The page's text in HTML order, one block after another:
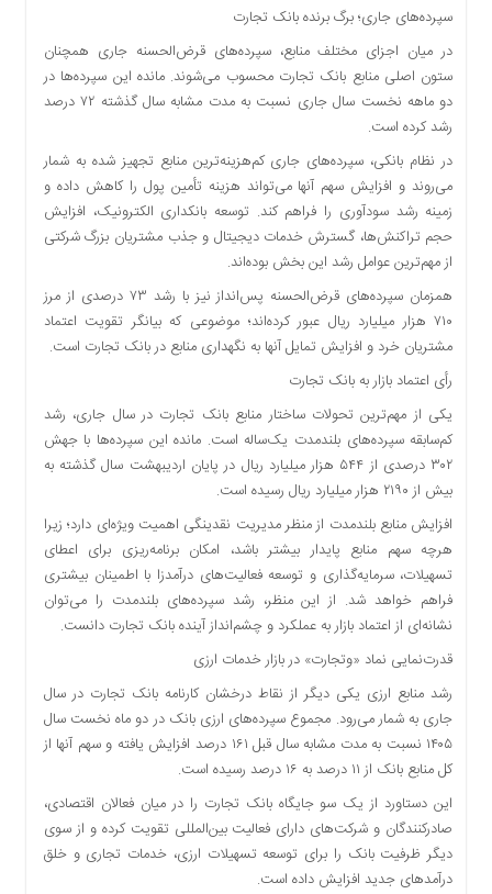
اخبار
سایت
اجتماعی
اقتصادی
چند
رسانه
یادداشت
سپرده‌های جاری؛ برگ برنده بانک تجارت
در میان اجزای مختلف منابع، سپرده‌های قرض‌الحسنه جاری همچنان
ستون اصلی منابع بانک تجارت محسوب می‌شوند. مانده این سپرده‌ها در
دو ماهه نخست سال جاری نسبت به مدت مشابه سال گذشته ۷۲ درصد
رشد کرده است.
در نظام بانکی، سپرده‌های جاری کم‌هزینه‌ترین منابع تجهیز شده به شمار
می‌روند و افزایش سهم آنها می‌تواند هزینه تأمین پول را کاهش داده و
زمینه رشد سودآوری را فراهم کند. توسعه بانکداری الکترونیک، افزایش
حجم تراکنش‌ها، گسترش خدمات دیجیتال و جذب مشتریان بزرگ شرکتی
از مهم‌ترین عوامل رشد این بخش بوده‌اند.
همزمان سپرده‌های قرض‌الحسنه پس‌انداز نیز با رشد ۷۳ درصدی از مرز
۷۱۰ هزار میلیارد ریال عبور کرده‌اند؛ موضوعی که بیانگر تقویت اعتماد
مشتریان خرد و افزایش تمایل آنها به نگهداری منابع در بانک تجارت است.
رأی اعتماد بازار به بانک تجارت
یکی از مهم‌ترین تحولات ساختار منابع بانک تجارت در سال جاری، رشد
کم‌سابقه سپرده‌های بلندمدت یک‌ساله است. مانده این سپرده‌ها با جهش
۳۰۲ درصدی از ۵۴۴ هزار میلیارد ریال در پایان اردیبهشت سال گذشته به
بیش از ۲۱۹۰ هزار میلیارد ریال رسیده است.
افزایش منابع بلندمدت از منظر مدیریت نقدینگی اهمیت ویژه‌ای دارد؛ زیرا
هرچه سهم منابع پایدار بیشتر باشد، امکان برنامه‌ریزی برای اعطای
تسهیلات، سرمایه‌گذاری و توسعه فعالیت‌های درآمدزا با اطمینان بیشتری
فراهم خواهد شد. از این منظر، رشد سپرده‌های بلندمدت را می‌توان
نشانه‌ای از اعتماد بازار به عملکرد و چشم‌انداز آینده بانک تجارت دانست.
قدرت‌نمایی نماد «وتجارت» در بازار خدمات ارزی
رشد منابع ارزی یکی دیگر از نقاط درخشان کارنامه بانک تجارت در سال
جاری به شمار می‌رود. مجموع سپرده‌های ارزی بانک در دو ماه نخست سال
۱۴۰۵ نسبت به مدت مشابه سال قبل ۱۶۱ درصد افزایش یافته و سهم آنها از
کل منابع بانک از ۱۱ درصد به ۱۶ درصد رسیده است.
این دستاورد از یک سو جایگاه بانک تجارت را در میان فعالان اقتصادی،
صادرکنندگان و شرکت‌های دارای فعالیت بین‌المللی تقویت کرده و از سوی
دیگر ظرفیت بانک را برای توسعه تسهیلات ارزی، خدمات تجاری و خلق
درآمدهای جدید افزایش داده است.